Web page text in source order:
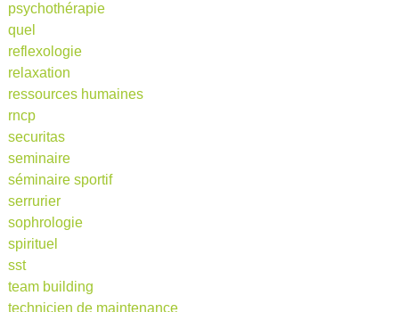
psychothérapie
quel
reflexologie
relaxation
ressources humaines
rncp
securitas
seminaire
séminaire sportif
serrurier
sophrologie
spirituel
sst
team building
technicien de maintenance